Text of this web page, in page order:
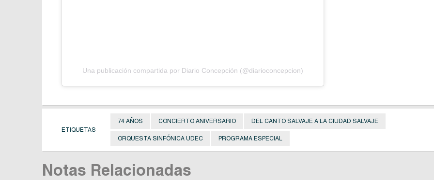
Una publicación compartida por Diario Concepción (@diarioconcepcion)
ETIQUETAS
74 AÑOS CONCIERTO ANIVERSARIO DEL CANTO SALVAJE A LA CIUDAD SALVAJE
ORQUESTA SINFÓNICA UDEC PROGRAMA ESPECIAL
Notas Relacionadas